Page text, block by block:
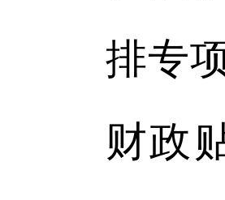
排专
财政